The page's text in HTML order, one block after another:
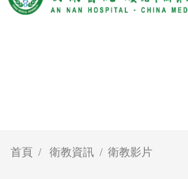
首頁 衛教資訊 衛教影片